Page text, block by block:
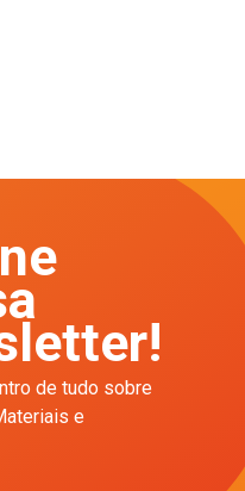
de tudo sobre
e